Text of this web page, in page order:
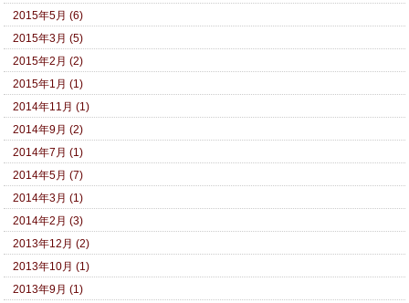
2015年5月 (6)
2015年3月 (5)
2015年2月 (2)
2015年1月 (1)
2014年11月 (1)
2014年9月 (2)
2014年7月 (1)
2014年5月 (7)
2014年3月 (1)
2014年2月 (3)
2013年12月 (2)
2013年10月 (1)
2013年9月 (1)